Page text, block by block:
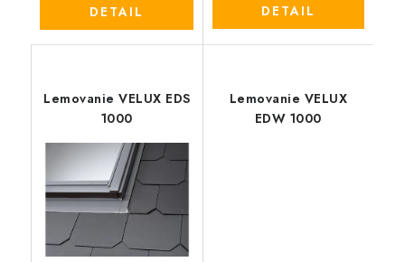
DETAIL DETAIL
Lemovanie VELUX EDS
1000
Lemovanie VELUX
EDW 1000